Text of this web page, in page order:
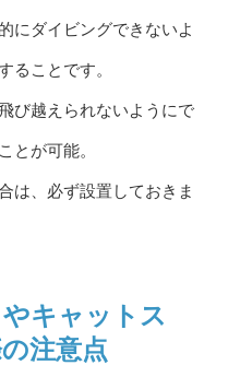
にダイビングできないよ
ることです。
び越えられないようにで
とが可能。
は、必ず設置しておきま
キャットス
注意点